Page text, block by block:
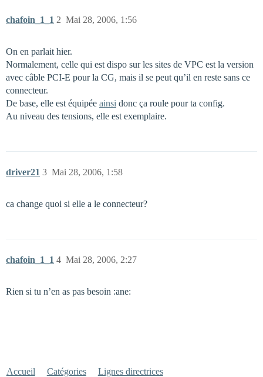
chafoin_1_1 Mai 28, 2006, 1:56
2
On en parlait hier.
Normalement, celle qui est dispo sur les sites de VPC est la version
avec câble PCI-E pour la CG, mais il se peut qu’il en reste sans ce
connecteur.
De base, elle est équipée ainsi donc ça roule pour ta config.
Au niveau des tensions, elle est exemplaire.
driver21 Mai 28, 2006, 1:58
3
ca change quoi si elle a le connecteur?
chafoin_1_1 Mai 28, 2006, 2:27
4
Rien si tu n’en as pas besoin :ane:
Accueil Catégories Lignes directrices